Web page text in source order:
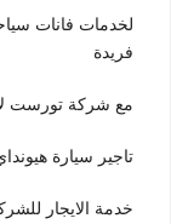
لخدمات فانات
فريدة
مع شركة تورست
تاجير سيارة هيونداي
خدمة الايجار